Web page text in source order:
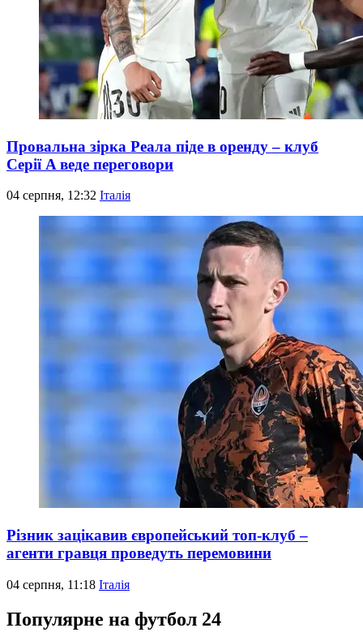
Провальна зірка Реала піде в оренду – клуб
Серії A веде переговори
04 серпня, 12:32 Італія
Різник зацікавив європейський топ-клуб –
агенти гравця проведуть перемовини
04 серпня, 11:18 Італія
Популярне на футбол 24